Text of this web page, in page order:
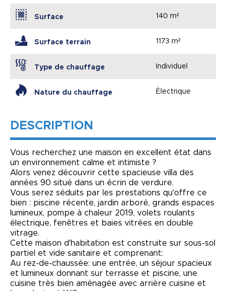
Surface 140 m²
Surface terrain 1173 m²
Type de chauffage Individuel
Nature du chauffage Électrique
DESCRIPTION
Vous recherchez une maison en excellent état dans
un environnement calme et intimiste ?
Alors venez découvrir cette spacieuse villa des
années 90 situé dans un écrin de verdure.
Vous serez séduits par les prestations qu'offre ce
bien : piscine récente, jardin arboré, grands espaces
lumineux, pompe à chaleur 2019, volets roulants
électrique, fenêtres et baies vitrées en double
vitrage.
Cette maison d'habitation est construite sur sous-sol
partiel et vide sanitaire et comprenant:
Au rez-de-chaussée: une entrée, un séjour spacieux
et lumineux donnant sur terrasse et piscine, une
cuisine très bien aménagée avec arrière cuisine et